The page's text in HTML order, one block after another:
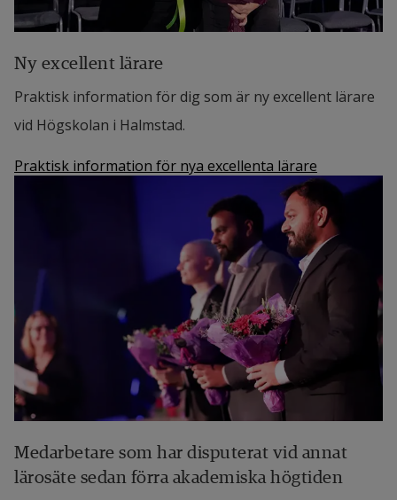
Ny excellent lärare
Praktisk information för dig som är ny excellent lärare
vid Högskolan i Halmstad.
Praktisk information för nya excellenta lärare
Medarbetare som har disputerat vid annat
lärosäte sedan förra akademiska högtiden